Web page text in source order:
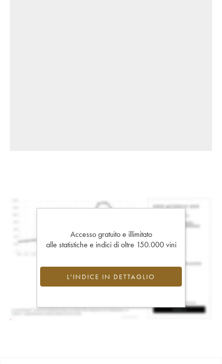
Accesso gratuito e illimitato
alle statistiche e indici di oltre 150.000 vini
L'INDICE IN DETTAGLIO